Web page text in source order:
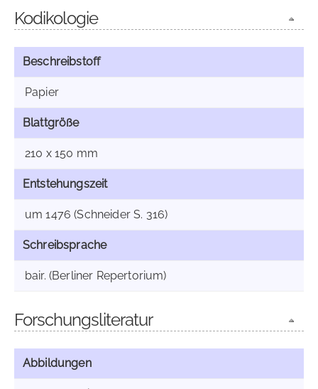
Kodikologie
Beschreibstoff
Papier
Blattgröße
210 x 150 mm
Entstehungszeit
um 1476 (Schneider S. 316)
Schreibsprache
bair. (Berliner Repertorium)
Forschungsliteratur
Abbildungen